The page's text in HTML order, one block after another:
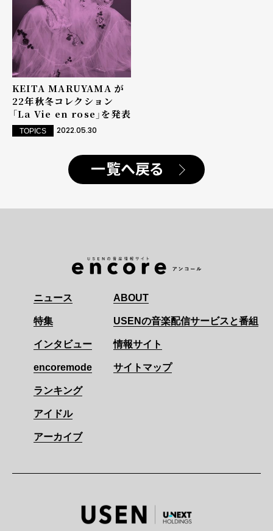
KEITA MARUYAMA が
22年秋冬コレクション
「La Vie en rose」を発表
TOPICS 2022.05.30
一覧へ戻る
ニュース
特集
インタビュー
encoremode
ランキング
アイドル
アーカイブ
ABOUT
USENの音楽配信サービスと番組
情報サイト
サイトマップ